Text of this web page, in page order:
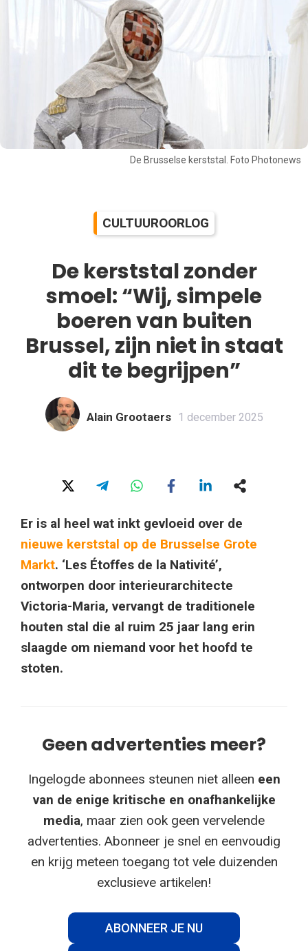
De Brusselse kerststal. Foto Photonews
CULTUUROORLOG
De kerststal zonder
smoel: “Wij, simpele
boeren van buiten
Brussel, zijn niet in staat
dit te begrijpen”
Alain Grootaers 1 december 2025
Er is al heel wat inkt gevloeid over de
nieuwe kerststal op de Brusselse Grote
Markt. ‘Les Étoffes de la Nativité’,
ontworpen door interieurarchitecte
Victoria-Maria, vervangt de traditionele
houten stal die al ruim 25 jaar lang erin
slaagde om niemand voor het hoofd te
stoten.
Geen advertenties meer?
Ingelogde abonnees steunen niet alleen een
van de enige kritische en onafhankelijke
media, maar zien ook geen vervelende
advertenties. Abonneer je snel en eenvoudig
en krijg meteen toegang tot vele duizenden
exclusieve artikelen!
ABONNEER JE NU